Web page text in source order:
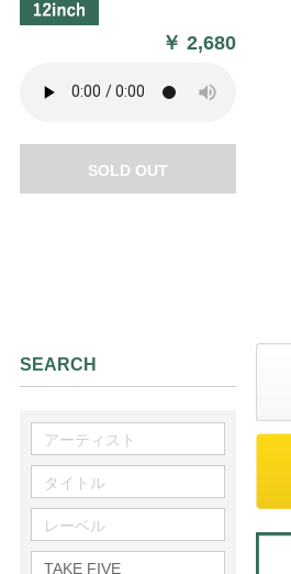
￥2,680
SOLD OUT
SEARCH